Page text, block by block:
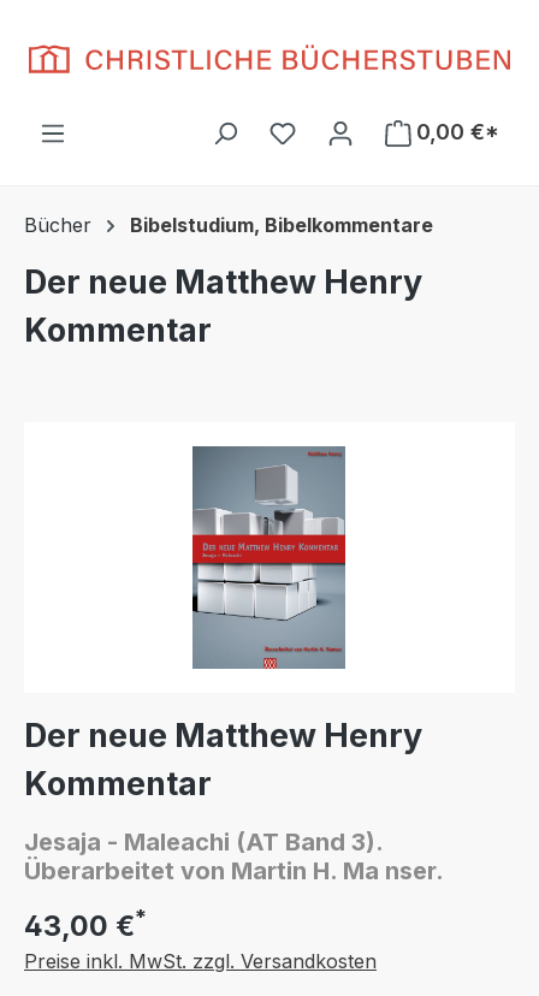
Du hast 0 Produkte auf
0,00 €*
Bücher Bibelstudium, Bibelkommentare
Der neue Matthew Henry
Kommentar
Der neue Matthew Henry
Kommentar
Jesaja - Maleachi (AT Band 3).
Überarbeitet von Martin H. Ma nser.
43,00 €*
Preise inkl. MwSt. zzgl. Versandkosten